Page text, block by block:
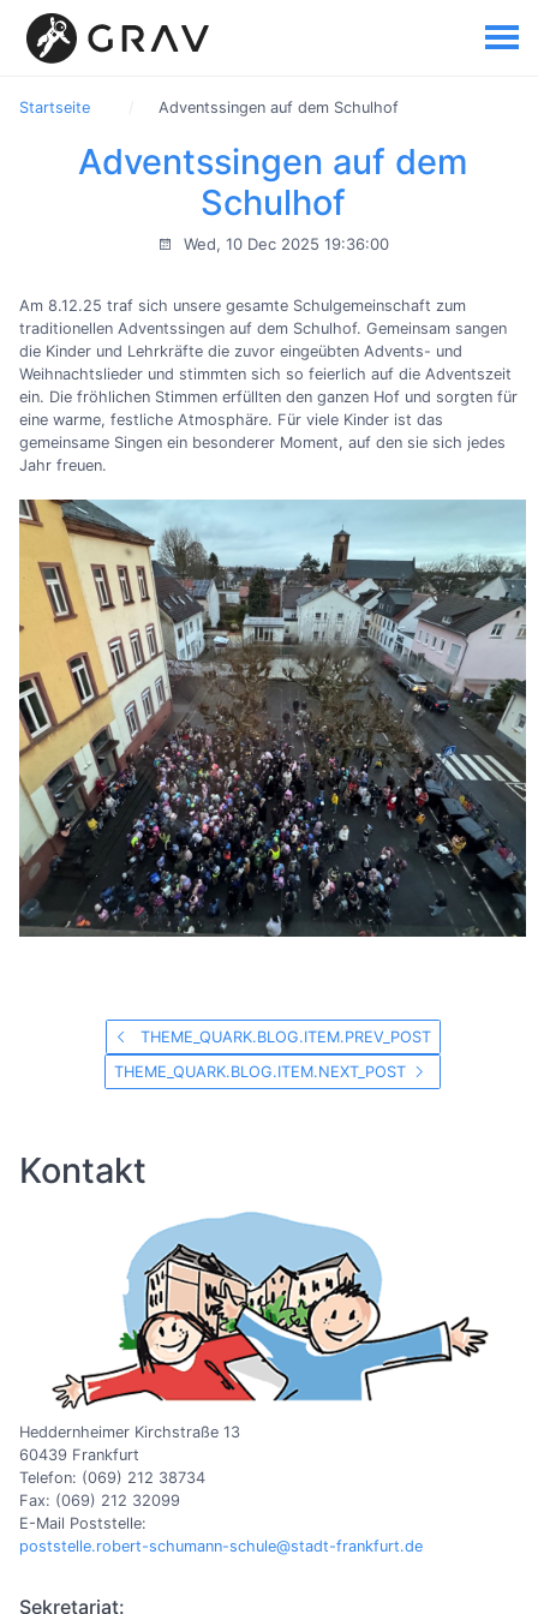
Startseite Adventssingen auf dem Schulhof
Adventssingen auf dem
Schulhof
Wed, 10 Dec 2025 19:36:00
Am 8.12.25 traf sich unsere gesamte Schulgemeinschaft zum
traditionellen Adventssingen auf dem Schulhof. Gemeinsam sangen
die Kinder und Lehrkräfte die zuvor eingeübten Advents- und
Weihnachtslieder und stimmten sich so feierlich auf die Adventszeit
ein. Die fröhlichen Stimmen erfüllten den ganzen Hof und sorgten für
eine warme, festliche Atmosphäre. Für viele Kinder ist das
gemeinsame Singen ein besonderer Moment, auf den sie sich jedes
Jahr freuen.
THEME_QUARK.BLOG.ITEM.PREV_POST
THEME_QUARK.BLOG.ITEM.NEXT_POST
Kontakt
Heddernheimer Kirchstraße 13
60439 Frankfurt
Telefon: (069) 212 38734
Fax: (069) 212 32099
E-Mail Poststelle:
poststelle.robert-schumann-schule@stadt-frankfurt.de
Sekretariat: